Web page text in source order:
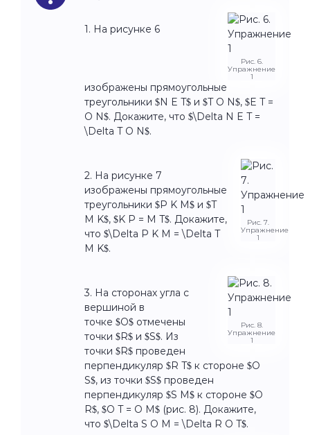
Рис. 6.
Упражнение
1
1. На рисунке 6
изображены прямоугольные
треугольники $N E T$ и $T O N$, $E T =
O N$. Докажите, что $\Delta N E T =
\Delta T O N$.
Рис. 7.
Упражнение
1
2. На рисунке 7
изображены прямоугольные
треугольники $P K M$ и $T
M K$, $K P = M T$. Докажите,
что $\Delta P K M = \Delta T
M K$.
Рис. 8.
Упражнение
1
3. На сторонах угла с
вершиной в
точке $O$ отмечены
точки $R$ и $S$. Из
точки $R$ проведен
перпендикуляр $R T$ к стороне $O
S$, из точки $S$ проведен
перпендикуляр $S M$ к стороне $O
R$, $O T = O M$ (рис. 8). Докажите,
что $\Delta S O M = \Delta R O T$.